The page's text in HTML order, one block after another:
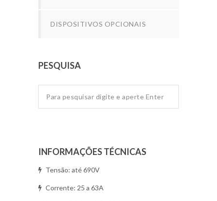
DISPOSITIVOS OPCIONAIS
PESQUISA
INFORMAÇÕES TÉCNICAS
Tensão: até 690V
Corrente: 25 a 63A